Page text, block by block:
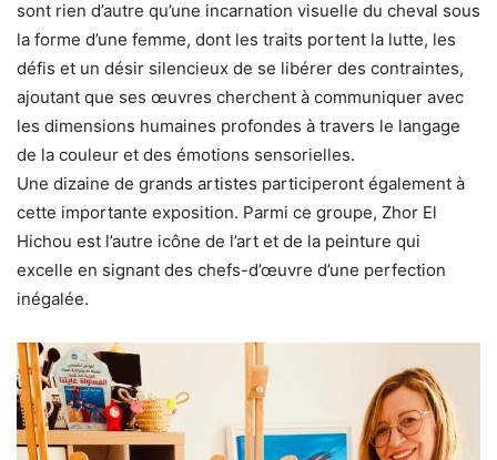
sont rien d’autre qu’une incarnation visuelle du cheval sous
la forme d’une femme, dont les traits portent la lutte, les
défis et un désir silencieux de se libérer des contraintes,
ajoutant que ses œuvres cherchent à communiquer avec
les dimensions humaines profondes à travers le langage
de la couleur et des émotions sensorielles.
Une dizaine de grands artistes participeront également à
cette importante exposition. Parmi ce groupe, Zhor El
Hichou est l’autre icône de l’art et de la peinture qui
excelle en signant des chefs-d’œuvre d’une perfection
inégalée.